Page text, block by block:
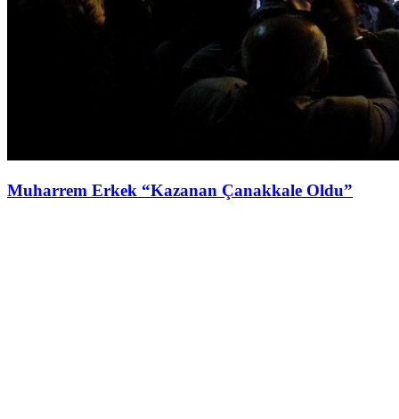
Muharrem Erkek “Kazanan Çanakkale Oldu”